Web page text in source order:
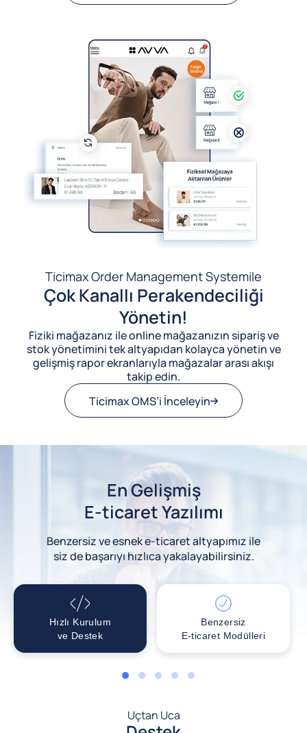
Ticimax Order Management Systemile
Çok Kanallı Perakendeciliği
Yönetin!
Fiziki mağazanız ile online mağazanızın sipariş ve
stok yönetimini tek altyapıdan kolayca yönetin ve
gelişmiş rapor ekranlarıyla mağazalar arası akışı
takip edin.
Ticimax OMS’i İnceleyin
En Gelişmiş
E-ticaret Yazılımı
Benzersiz ve esnek e-ticaret altyapımız ile
siz de başarıyı hızlıca yakalayabilirsiniz.
Hızlı Kurulum
ve Destek
Benzersiz
E-ticaret Modülleri
1 2 3 4 5
Uçtan Uca